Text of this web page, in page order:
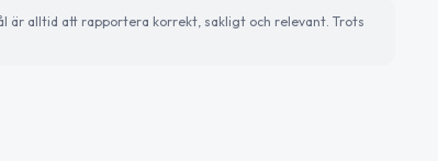
är alltid att rapportera korrekt, sakligt och relevant. Trots